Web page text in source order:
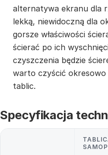
alternatywa ekranu dla
lekką, niewidoczną dla
gorsze właściwości
ścierać po ich
czyszczenia będzie
warto czyścić okresowo
tablic.
Specyfikacja